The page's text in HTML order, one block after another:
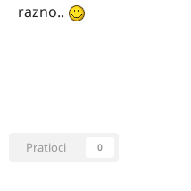
razno..
Pratioci 0